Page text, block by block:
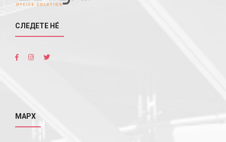
СЛЕДЕТЕ НÉ
МАРХ